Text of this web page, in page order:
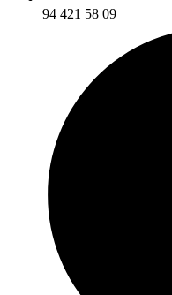
94 421 58 09